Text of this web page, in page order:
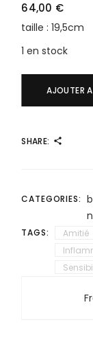
64,00 €
taille : 19,5cm
1 en stock
AJOUTER
SHARE:
CATEGORIES:
TAGS: Amitié